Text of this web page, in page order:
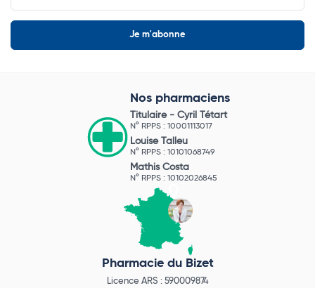
Nos pharmaciens
Titulaire - Cyril Tétart
N° RPPS : 10001113017
Louise Talleu
N° RPPS : 10101068749
Mathis Costa
N° RPPS : 10102026845
Pharmacie du Bizet
Licence ARS : 590009874